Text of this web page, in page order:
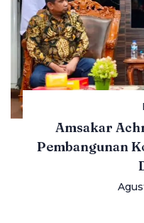
Amsakar
Pembangunan